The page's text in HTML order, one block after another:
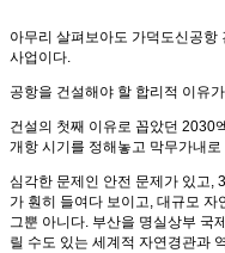
아무리 살펴보아도 가덕도신공항
사업이다.
공항을 건설해야 할 합리적 이유
건설의 첫째 이유로 꼽았던 2030
개항 시기를 정해놓고 막무가내
심각한 문제인 안전 문제가 있고,
가 훤히 들여다 보이고, 대규모
그뿐 아니다. 부산을 명실상부 국
릴 수도 있는 세계적 자연경관과